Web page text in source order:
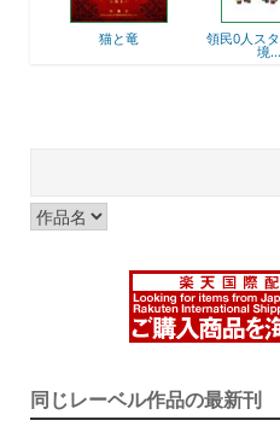
領民0人スタートの辺 ここ
同じレーベル作品の最新刊